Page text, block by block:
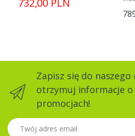
732,00 PLN
Zapisz się do
otrzymuj informacje o
promocjach!
Twój adres email